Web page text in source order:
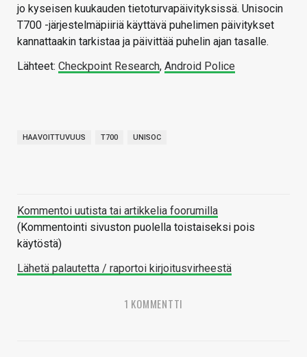
jo kyseisen kuukauden tietoturvapäivityksissä. Unisocin
T700 -järjestelmäpiiriä käyttävä puhelimen päivitykset
kannattaakin tarkistaa ja päivittää puhelin ajan tasalle.
Lähteet: Checkpoint Research, Android Police
HAAVOITTUVUUS T700 UNISOC
Kommentoi uutista tai artikkelia foorumilla
(Kommentointi sivuston puolella toistaiseksi pois
käytöstä)
Lähetä palautetta / raportoi kirjoitusvirheestä
1 KOMMENTTI